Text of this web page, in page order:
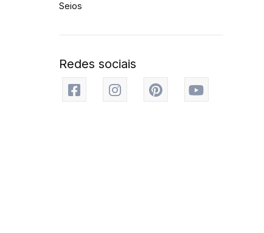
Seios
Redes sociais